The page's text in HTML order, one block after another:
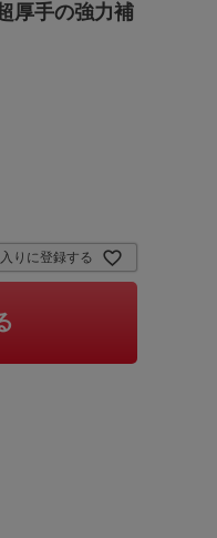
厚手の強力補
りに登録する